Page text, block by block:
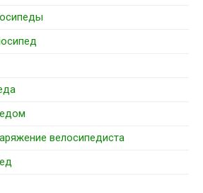
велосипедиста